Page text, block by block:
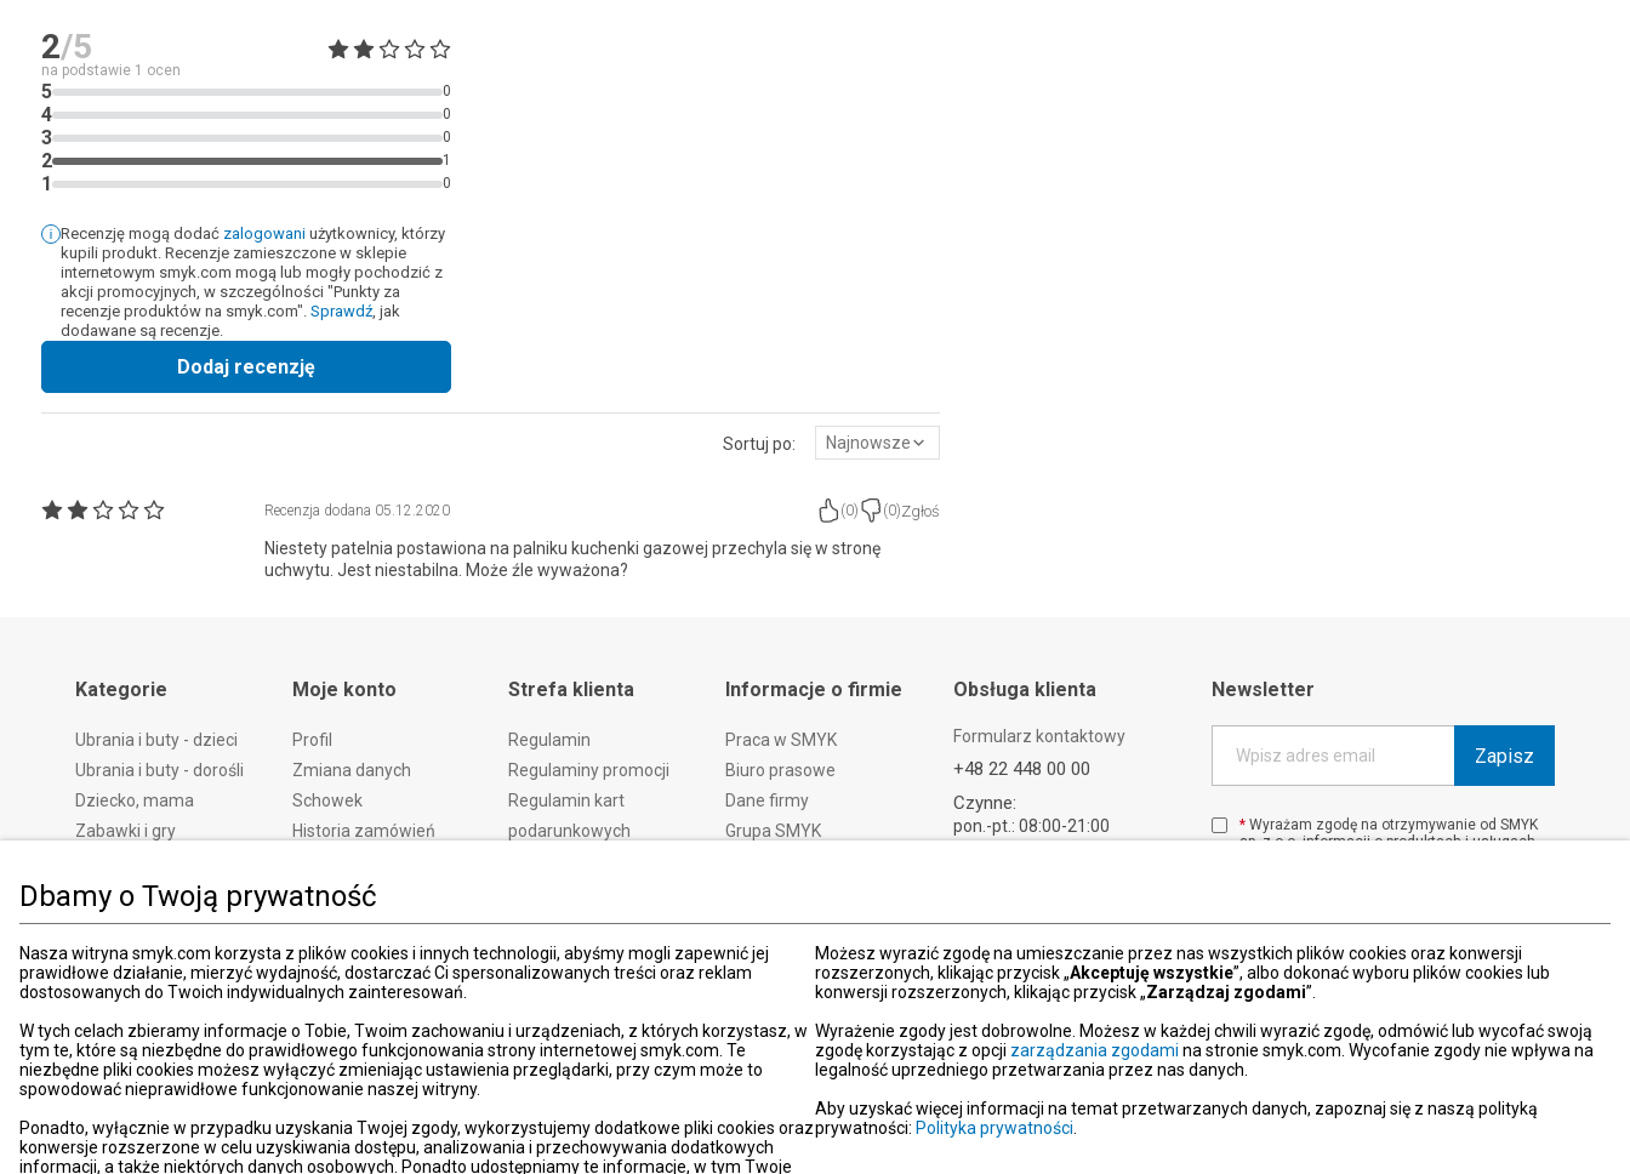
Dbamy o Twoją prywatność
Nasza witryna smyk.com korzysta z plików cookies i innych technologii, abyśmy mogli zapewnić jej
prawidłowe działanie, mierzyć wydajność, dostarczać Ci spersonalizowanych treści oraz reklam
dostosowanych do Twoich indywidualnych zainteresowań.
W tych celach zbieramy informacje o Tobie, Twoim zachowaniu i urządzeniach, z których korzystasz, w
tym te, które są niezbędne do prawidłowego funkcjonowania strony internetowej smyk.com. Te
niezbędne pliki cookies możesz wyłączyć zmieniając ustawienia przeglądarki, przy czym może to
spowodować nieprawidłowe funkcjonowanie naszej witryny.
Ponadto, wyłącznie w przypadku uzyskania Twojej zgody, wykorzystujemy dodatkowe pliki cookies oraz
konwersje rozszerzone w celu uzyskiwania dostępu, analizowania i przechowywania dodatkowych
informacji, a także niektórych danych osobowych. Ponadto udostępniamy te informacje, w tym Twoje
Możesz wyrazić zgodę na umieszczanie przez nas wszystkich plików cookies oraz konwersji
rozszerzonych, klikając przycisk „Akceptuję wszystkie”, albo dokonać wyboru plików cookies lub
konwersji rozszerzonych, klikając przycisk „Zarządzaj zgodami”.
Wyrażenie zgody jest dobrowolne. Możesz w każdej chwili wyrazić zgodę, odmówić lub wycofać swoją
zgodę korzystając z opcji zarządzania zgodami na stronie smyk.com. Wycofanie zgody nie wpływa na
legalność uprzedniego przetwarzania przez nas danych.
Aby uzyskać więcej informacji na temat przetwarzanych danych, zapoznaj się z naszą polityką
prywatności: Polityka prywatności
2/5
na podstawie 1 ocen
5 0
4 0
3 0
2 1
1 0
Recenzję mogą dodać zalogowani użytkownicy, którzy
kupili produkt. Recenzje zamieszczone w sklepie
internetowym smyk.com mogą lub mogły pochodzić z
akcji promocyjnych, w szczególności "Punkty za
recenzje produktów na smyk.com". Sprawdź, jak
dodawane są recenzje.
Dodaj recenzję
Sortuj po: Najnowsze
Recenzja dodana 05.12.2020 (0) (0)Zgłoś
Niestety patelnia postawiona na palniku kuchenki gazowej przechyla się w stronę
uchwytu. Jest niestabilna. Może źle wyważona?
Kategorie
Ubrania i buty - dzieci
Ubrania i buty - dorośli
Dziecko, mama
Zabawki i gry
Zdrowie i uroda
Dom i ogród
Promocje
Porady
Moje konto
Profil
Zmiana danych
Schowek
Historia zamówień
Polityka prywatności
Ustawienia prywatności
Śledzenie zamówień
Strefa klienta
Regulamin
Regulaminy promocji
Regulamin kart
podarunkowych
Reklamacje
Metody płatności
PayPo
Karty podarunkowe
Znajdź sklep SMYK
Newsletter
Komunikaty
Informacje o firmie
Praca w SMYK
Biuro prasowe
Dane firmy
Grupa SMYK
Akt o usługach cyfrowych
Deklaracja dostępności
Obsługa klienta
Formularz kontaktowy
+48 22 448 00 00
Czynne:
pon.-pt.: 08:00-21:00
Newsletter
Wpisz adres email Zapisz
* Wyrażam zgodę na otrzymywanie od SMYK
sp. z o.o. informacji o produktach i usługach
W każdej chwili możesz z łatwością cofnąć
więcej